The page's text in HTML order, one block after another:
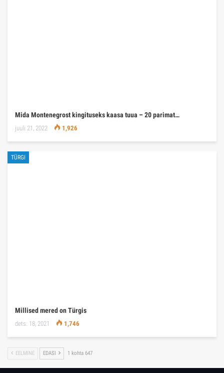
Mida Montenegrost kingituseks kaasa tuua – 20 parimat…
juuli 21, 2022 1,926
TÜRGI
Millised mered on Türgis
dets. 18, 2021 1,746
EELMINE EDASI 1 kohta 647